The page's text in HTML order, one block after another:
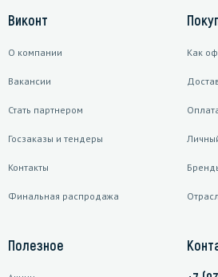
Виконт
О компании
Вакансии
Стать партнером
Госзаказы и тендеры
Контакты
Финальная распродажа
Как
Полезное